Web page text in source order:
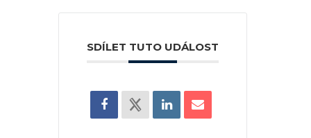
SDÍLET TUTO UDÁLOST